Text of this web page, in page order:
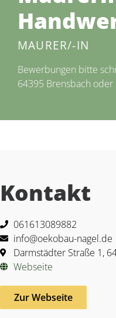
MAURER/-IN
Bewerbungen bitte
64395 Brensbach
Kontakt
061613089882
info@oekobau-nagel.de
Darmstädter Straße 1,
Webseite
Zur Webseite